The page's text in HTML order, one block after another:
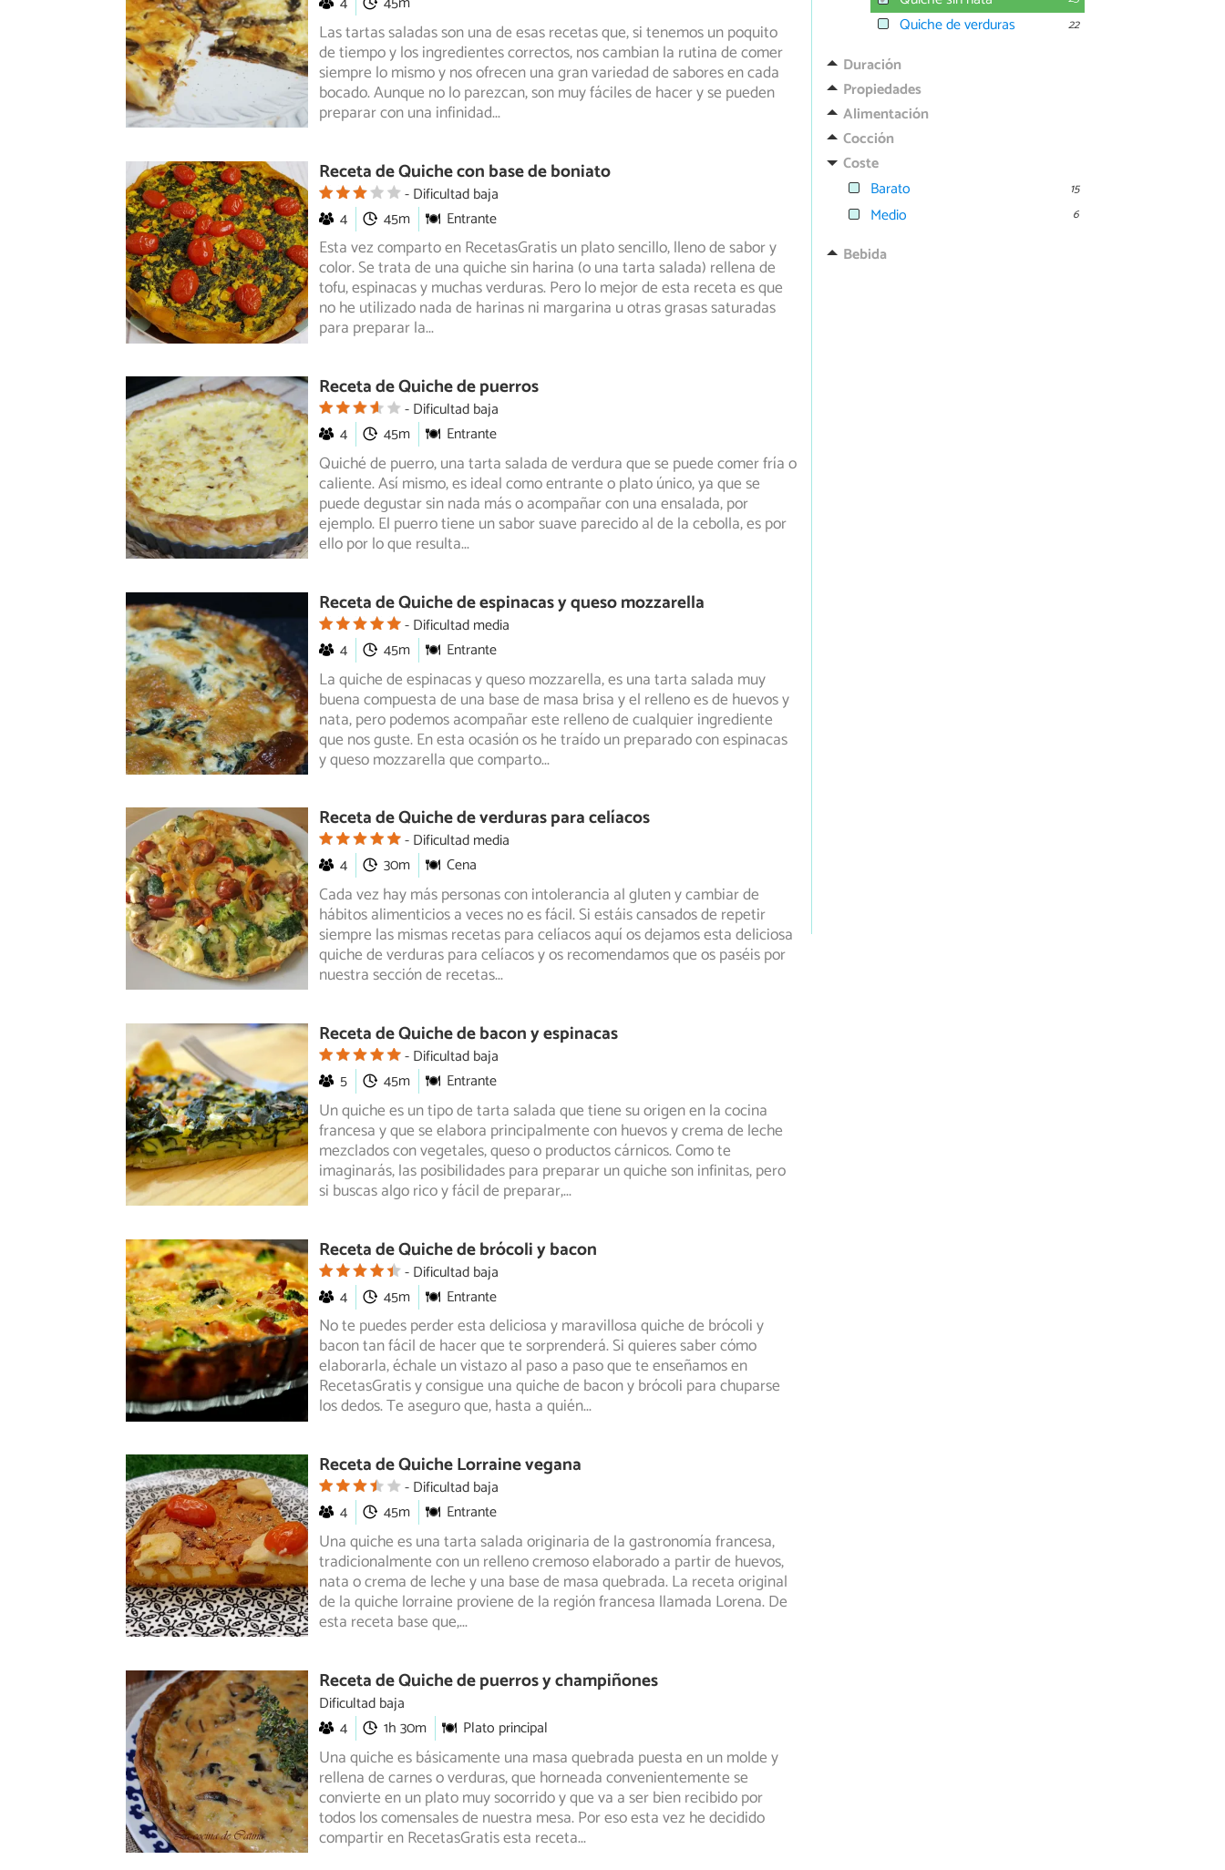
Las tartas saladas son una de esas recetas que, si tenemos un poquito
de tiempo y los ingredientes correctos, nos cambian la rutina de comer
siempre lo mismo y nos ofrecen una gran variedad de sabores en cada
bocado. Aunque no lo parezcan, son muy fáciles de hacer y se pueden
preparar con una infinidad...
Receta de Quiche con base de boniato
Dificultad baja
4
45m Entrante
Esta vez comparto en RecetasGratis un plato sencillo, lleno de sabor y
color. Se trata de una quiche sin harina (o una tarta salada) rellenade
tofu, espinacas y muchas verduras. Pero lo mejor de esta receta es que
no he utilizado nada de harinas ni margarina u otras grasas saturadas
para preparar la...
Receta de Quiche de puerros
Dificultad baja
4
45m Entrante
Quiché de puerro, una tarta salada de verdura que se puede comer fría o
caliente. Así mismo, es ideal como entrante o plato único, ya que se
puede degustar sin nada más o acompañar con una ensalada, por
ejemplo. El puerro tiene un sabor suave parecido al de la cebolla, es por
ello por lo que resulta...
Receta de Quiche de espinacas y queso mozzarella
Dificultad media
4
45m Entrante
La quiche de espinacas y queso mozzarella, es una tarta salada muy
buena compuesta de una base de masa brisa y el relleno es de huevos y
nata,pero podemos acompañar este relleno de cualquier ingrediente
que nos guste. En esta ocasión os he traído un preparado con espinacas
y queso mozzarella que comparto...
Receta de Quiche de verduras para celíacos
Dificultad media
4
30m Cena
Cada vez hay más personas con intolerancia al gluten y cambiar de
hábitos alimenticios a veces no es fácil. Si estáis cansados de repetir
siempre las mismas recetas para celíacos aquí os dejamos esta deliciosa
quiche de verduras para celíacos y os recomendamos que os paséis por
nuestra sección de recetas...
Receta de Quiche de bacon y espinacas
Dificultad baja
5
45m Entrante
Un quiche es un tipo de tarta salada que tiene su origen en la cocina
francesa y que se elabora principalmente con huevos y crema de leche
mezcladoscon vegetales, queso o productos cárnicos. Como te
imaginarás, las posibilidades para preparar un quiche son infinitas, pero
si buscas algo rico y fácil de preparar,...
Receta de Quiche de brócoli y bacon
Dificultad baja
4
45m Entrante
No te puedes perder esta deliciosa y maravillosa quiche de brócoli y
bacon tan fácil de hacer que te sorprenderá. Si quieres saber cómo
elaborarla,échale un vistazo al paso a paso que te enseñamos en
RecetasGratis y consigue una quiche de bacon y brócoli para chuparse
los dedos. Te aseguro que, hasta a quién...
Receta de Quiche Lorraine vegana
Dificultad baja
4
45m Entrante
Una quiche es una tarta salada originaria de la gastronomía francesa,
tradicionalmente con un relleno cremoso elaborado a partir de huevos,
nata o crema de leche y una base de masa quebrada. La receta original
de la quiche lorraine proviene de la región francesa llamada Lorena. De
esta receta base que,...
Receta de Quiche de puerros y champiñones
Dificultad baja
4
1h 30m Plato principal
Una quiche es básicamente una masa quebrada puesta en un molde y
rellena de carnes o verduras, que horneada convenientemente se
convierte enun plato muy socorrido y que va a ser bien recibido por
todos los comensales de nuestra mesa. Por eso esta vez he decidido
compartir en RecetasGratis esta receta...
Quiche de verduras 22
Duración
Propiedades
Alimentación
Cocción
Coste
Barato
15
Medio 6
Bebida